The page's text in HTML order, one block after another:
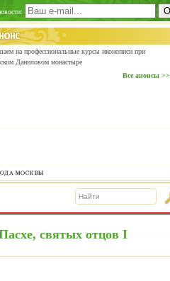
на профессиональные курсы иконописи при
Даниловом монастыре
Все анонсы >>
святых отцов I